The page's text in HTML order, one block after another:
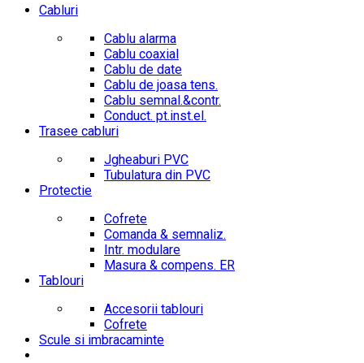
Cabluri
Cablu alarma
Cablu coaxial
Cablu de date
Cablu de joasa tens.
Cablu semnal.&contr.
Conduct. pt.inst.el.
Trasee cabluri
Jgheaburi PVC
Tubulatura din PVC
Protectie
Cofrete
Comanda & semnaliz.
Intr. modulare
Masura & compens. ER
Tablouri
Accesorii tablouri
Cofrete
Scule si imbracaminte